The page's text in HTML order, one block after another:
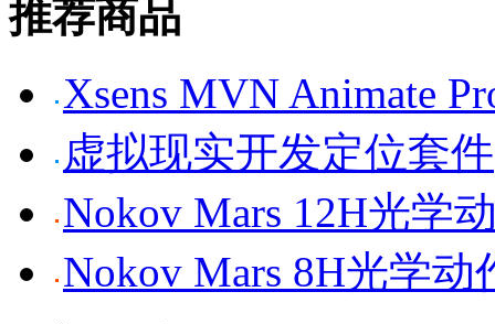
推荐商品
Xsens MVN Animate
虚拟现实开发定位套件
Nokov Mars 12H光学
Nokov Mars 8H光学动